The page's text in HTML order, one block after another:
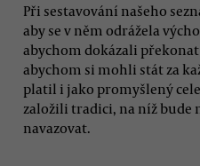
Při sestavování našeho
aby se v něm odrážela
abychom dokázali
abychom si mohli stát za
platil i jako promyšlený
založili tradici, na níž bude
navazovat.